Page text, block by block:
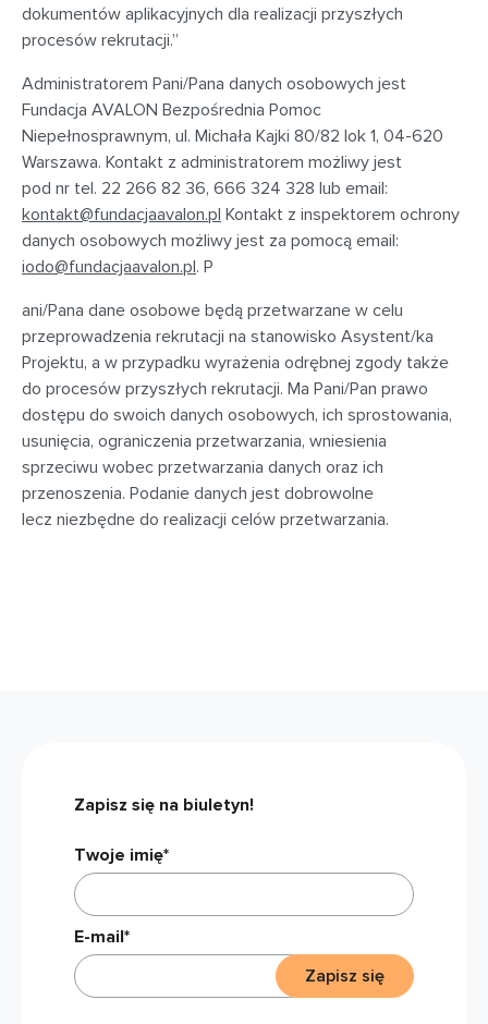
dokumentów aplikacyjnych dla realizacji przyszłych
procesów rekrutacji.”
Administratorem Pani/Pana danych osobowych jest
Fundacja AVALON Bezpośrednia Pomoc
Niepełnosprawnym, ul. Michała Kajki 80/82 lok 1, 04-620
Warszawa. Kontakt z administratorem możliwy jest
pod nr tel. 22 266 82 36, 666 324 328 lub email:
kontakt@fundacjaavalon.pl Kontakt z inspektorem ochrony
danych osobowych możliwy jest za pomocą email:
iodo@fundacjaavalon.pl. P
ani/Pana dane osobowe będą przetwarzane w celu
przeprowadzenia rekrutacji na stanowisko Asystent/ka
Projektu, a w przypadku wyrażenia odrębnej zgody także
do procesów przyszłych rekrutacji. Ma Pani/Pan prawo
dostępu do swoich danych osobowych, ich sprostowania,
usunięcia, ograniczenia przetwarzania, wniesienia
sprzeciwu wobec przetwarzania danych oraz ich
przenoszenia. Podanie danych jest dobrowolne
lecz niezbędne do realizacji celów przetwarzania.
Zapisz się na biuletyn!
Twoje imię*
E-mail*
Zapisz się